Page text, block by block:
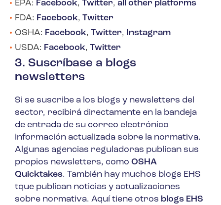
EPA: Facebook, Twitter, all other platforms
FDA: Facebook, Twitter
OSHA: Facebook, Twitter, Instagram
USDA: Facebook, Twitter
3. Suscríbase a blogs
newsletters
Si se suscribe a los blogs y newsletters del
sector, recibirá directamente en la bandeja
de entrada de su correo electrónico
información actualizada sobre la normativa.
Algunas agencias reguladoras publican sus
propios newsletters, como OSHA
Quicktakes. También hay muchos blogs EHS
tque publican noticias y actualizaciones
sobre normativa. Aquí tiene otros blogs EHS